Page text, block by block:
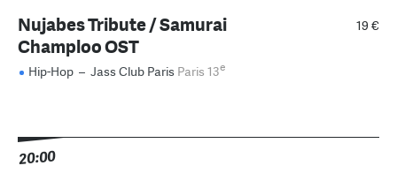
19 €
Nujabes Tribute / Samurai
Champloo OST
Hip-Hop – Jass Club Paris Paris 13e
20:00